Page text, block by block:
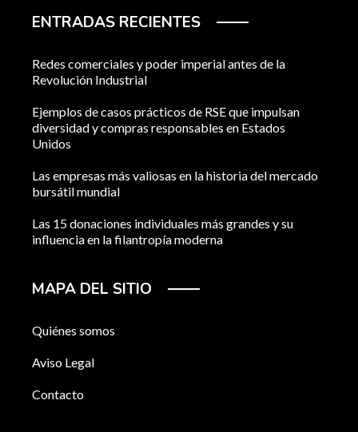
ENTRADAS RECIENTES
Redes comerciales y poder imperial antes de la
Revolución Industrial
Ejemplos de casos prácticos de RSE que impulsan
diversidad y compras responsables en Estados
Unidos
Las empresas más valiosas en la historia del mercado
bursátil mundial
Las 15 donaciones individuales más grandes y su
influencia en la filantropía moderna
MAPA DEL SITIO
Quiénes somos
Aviso Legal
Contacto